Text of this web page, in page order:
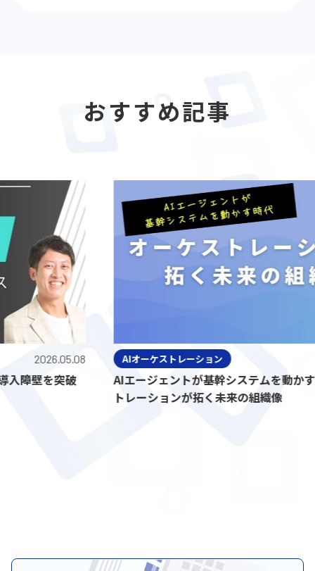
おすすめ記事
2026.05.08
を突破
AIオーケストレーション
AIエージェントが基幹システムを動かす時代
トレーションが拓く未来の組織像